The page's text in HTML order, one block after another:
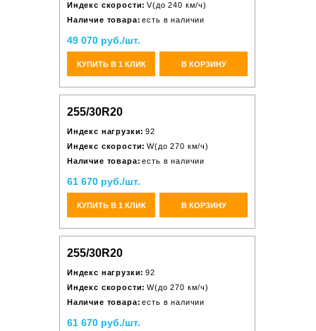
Индекс скорости: V(до 240 км/ч)
Наличие товара: есть в наличии
49 070 руб./шт.
КУПИТЬ В 1 КЛИК В КОРЗИНУ
255/30R20
Индекс нагрузки: 92
Индекс скорости: W(до 270 км/ч)
Наличие товара: есть в наличии
61 670 руб./шт.
КУПИТЬ В 1 КЛИК В КОРЗИНУ
255/30R20
Индекс нагрузки: 92
Индекс скорости: W(до 270 км/ч)
Наличие товара: есть в наличии
61 670 руб./шт.